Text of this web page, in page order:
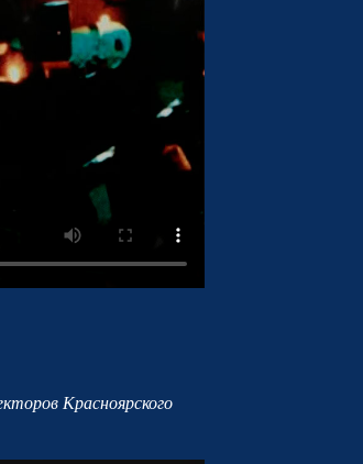
Красноярского